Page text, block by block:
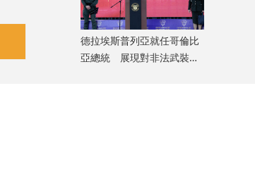
德拉埃斯普列亞就任哥倫比
亞總統 展現對非法武裝組